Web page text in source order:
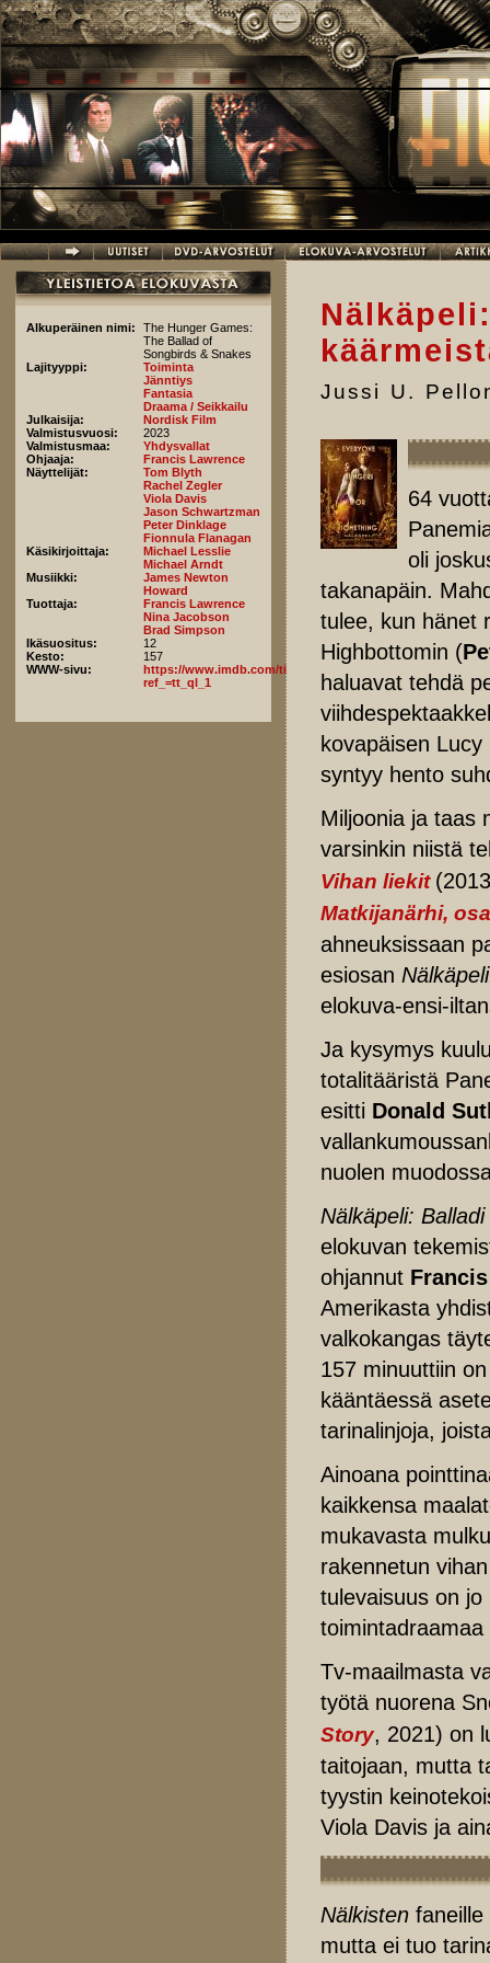
Hyppää pääsisältöön
Alkuperäinen nimi:
The Hunger Games:
The Ballad of
Songbirds & Snakes
Lajityyppi:
Toiminta
Jänntiys
Fantasia
Draama / Seikkailu
Julkaisija:
Nordisk Film
Valmistusvuosi:
2023
Valmistusmaa:
Yhdysvallat
Ohjaaja:
Francis Lawrence
Näyttelijät:
Tom Blyth
Rachel Zegler
Viola Davis
Jason Schwartzman
Peter Dinklage
Fionnula Flanagan
Käsikirjoittaja:
Michael Lesslie
Michael Arndt
Musiikki:
James Newton
Howard
Tuottaja:
Francis Lawrence
Nina Jacobson
Brad Simpson
Ikäsuositus:
12
Kesto:
157
WWW-sivu:
https://www.imdb.com/title/tt10545296/fullcredits/?
ref_=tt_ql_1
Jussi U.
64
oli
takanapäin.
tulee, kun hänet
Highbottomin (
haluavat tehdä
kovapäisen
syntyy hento
Miljoonia ja taas
varsinkin niistä
Vihan liekit
Matkijanärhi,
ahneuksissaan
esiosan
elokuva-ensi-
Ja kysymys
totalitääristä
esitti Donald
nuolen
Nälkäpeli:
elokuvan
ohjannut
Amerikasta
valkokangas
157 minuuttiin
kääntäessä
tarinalinjoja,
Ainoana
kaikkensa
mukavasta
rakennetun
tulevaisuus on
Tv-maailmasta
työtä nuorena
Story, 2021) on
taitojaan, mutta
tyystin
Viola Davis ja
Nälkisten
mutta ei tuo